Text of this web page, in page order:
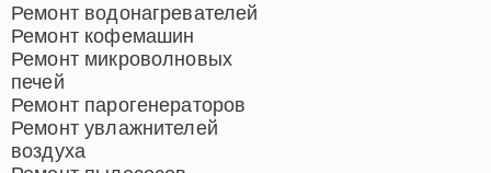
Ремонт водонагревателей
Ремонт кофемашин
Ремонт микроволновых
печей
Ремонт парогенераторов
Ремонт увлажнителей
воздуха